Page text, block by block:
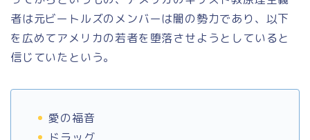
者は元ビートルズのメンバーは闇の勢力であり、以下
を広めてアメリカの若者を堕落させようとしていると
信じていたという。
愛の福音